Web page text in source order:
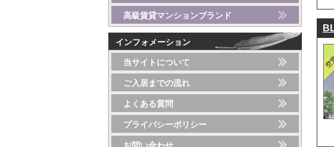
高級賃貸マンションブランド
インフォメーション
当サイトについて
ご入居までの流れ
よくある質問
プライバシーポリシー